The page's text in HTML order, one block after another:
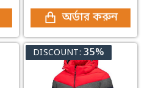
অর্ডার করুন
DISCOUNT: 35%